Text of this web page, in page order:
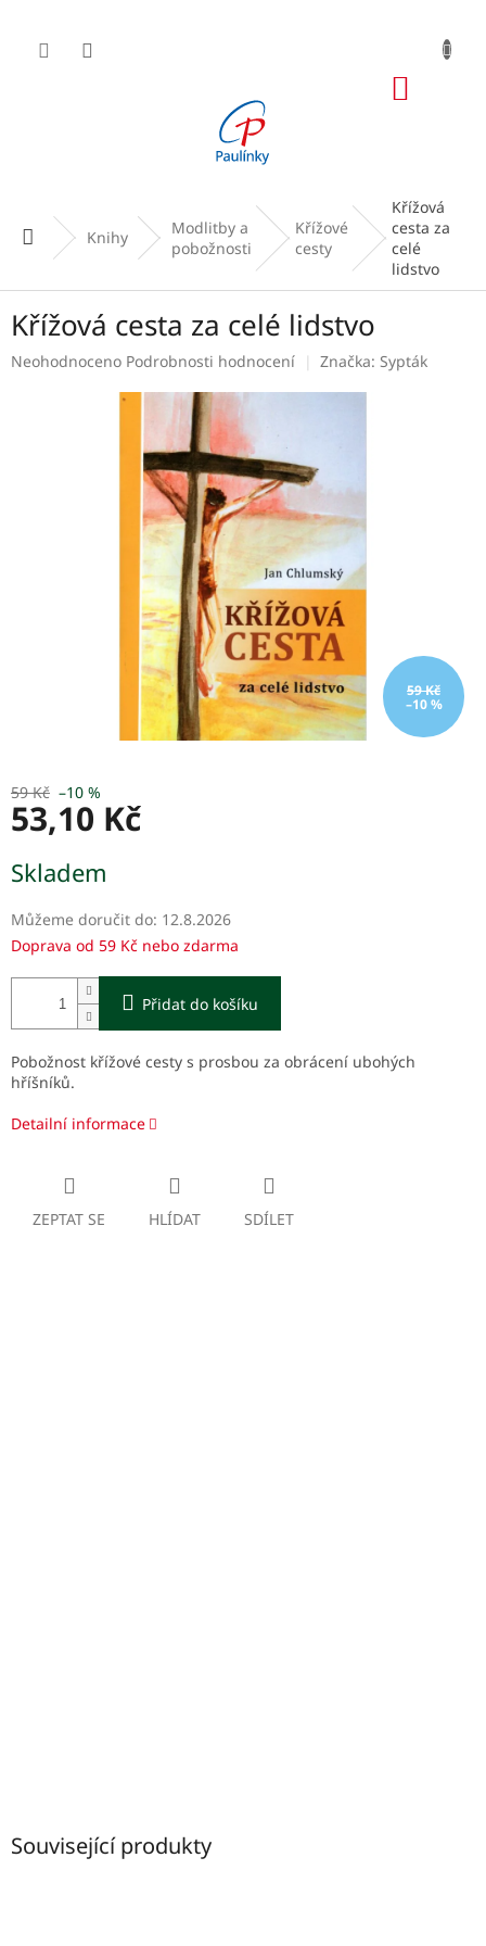
obsah
Domů Knihy
Modlitby a
pobožnosti
Křížové
cesty
Křížová
cesta za
celé
lidstvo
Křížová cesta za celé lidstvo
Průměrné
Neohodnoceno Podrobnosti hodnocení Značka: Sypták
59 Kč
–10 %
59 Kč –10 %
53,10 Kč
cena:
Skladem
Můžeme doručit do: 12.8.2026
Doprava od 59 Kč nebo zdarma
Přidat do košíku
Pobožnost křížové cesty s prosbou za obrácení ubohých
hříšníků.
Detailní informace
ZEPTAT SE HLÍDAT SDÍLET
Související produkty